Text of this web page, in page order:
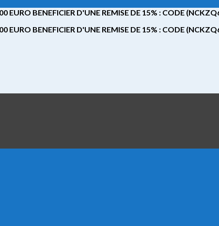
EURO BENEFICIER D'UNE REMISE DE 15% : CODE
EURO BENEFICIER D'UNE REMISE DE 15% : CODE